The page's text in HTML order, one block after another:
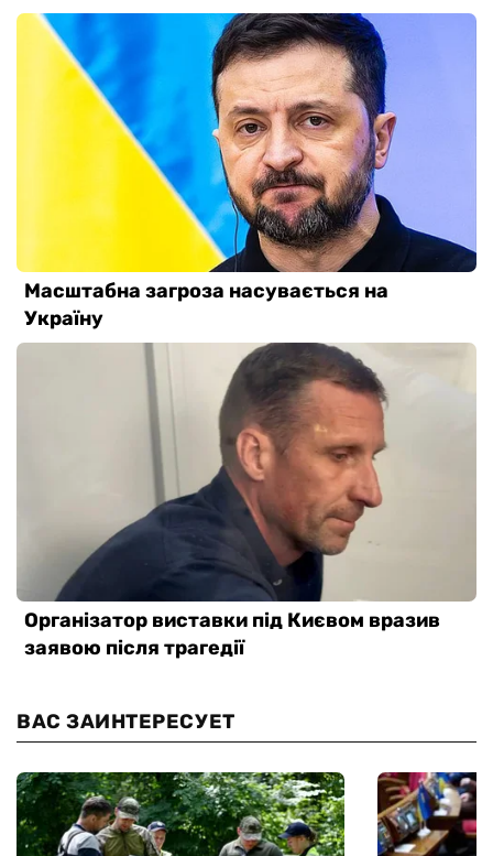
ВАС ЗАИНТЕРЕСУЕТ